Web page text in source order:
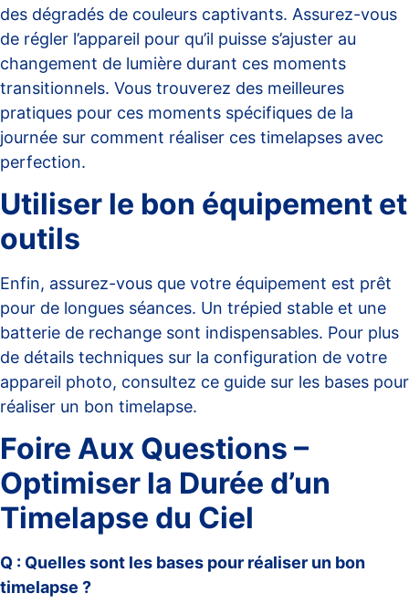
des dégradés de couleurs captivants. Assurez-vous
de régler l’appareil pour qu’il puisse s’ajuster au
changement de lumière durant ces moments
transitionnels. Vous trouverez des meilleures
pratiques pour ces moments spécifiques de la
journée sur comment réaliser ces timelapses avec
perfection.
Utiliser le bon équipement et
outils
Enfin, assurez-vous que votre équipement est prêt
pour de longues séances. Un trépied stable et une
batterie de rechange sont indispensables. Pour plus
de détails techniques sur la configuration de votre
appareil photo, consultez ce guide sur les bases pour
réaliser un bon timelapse.
Foire Aux Questions –
Optimiser la Durée d’un
Timelapse du Ciel
Q : Quelles sont les bases pour réaliser un bon
timelapse ?